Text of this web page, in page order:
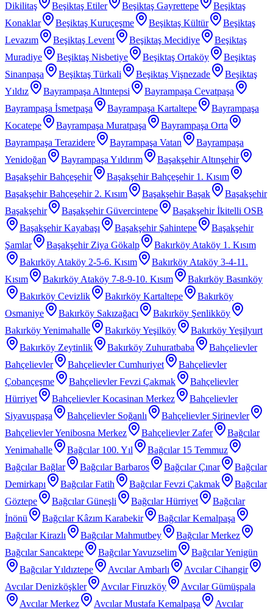
Dikilitaş
Beşiktaş Etiler Beşiktaş Gayrettepe
Beşiktaş
Konaklar
Beşiktaş Kuruçeşme Beşiktaş Kültür
Beşiktaş
Levazım
Beşiktaş Levent Beşiktaş Mecidiye
Beşiktaş
Muradiye
Beşiktaş Nisbetiye Beşiktaş Ortaköy
Beşiktaş
Sinanpaşa
Beşiktaş Türkali Beşiktaş Vişnezade
Beşiktaş
Yıldız
Bayrampaşa Altıntepsi
Bayrampaşa Cevatpaşa
Bayrampaşa İsmetpaşa
Bayrampaşa Kartaltepe
Bayrampaşa
Kocatepe
Bayrampaşa Muratpaşa
Bayrampaşa Orta
Bayrampaşa Terazidere
Bayrampaşa Vatan
Bayrampaşa
Yenidoğan
Bayrampaşa Yıldırım
Başakşehir Altınşehir
Başakşehir Bahçeşehir
Başakşehir Bahçeşehir 1. Kısım
Başakşehir Bahçeşehir 2. Kısım
Başakşehir Başak
Başakşehir
Başakşehir
Başakşehir Güvercintepe
Başakşehir İkitelli OSB
Başakşehir Kayabaşı
Başakşehir Şahintepe
Başakşehir
Şamlar
Başakşehir Ziya Gökalp
Bakırköy Ataköy 1. Kısım
Bakırköy Ataköy 2-5-6. Kısım
Bakırköy Ataköy 3-4-11.
Kısım
Bakırköy Ataköy 7-8-9-10. Kısım
Bakırköy Basınköy
Bakırköy Cevizlik
Bakırköy Kartaltepe
Bakırköy
Osmaniye
Bakırköy Sakızağacı
Bakırköy Şenlikköy
Bakırköy Yenimahalle
Bakırköy Yeşilköy
Bakırköy Yeşilyurt
Bakırköy Zeytinlik
Bakırköy Zuhuratbaba
Bahçelievler
Bahçelievler
Bahçelievler Cumhuriyet
Bahçelievler
Çobançeşme
Bahçelievler Fevzi Çakmak
Bahçelievler
Hürriyet
Bahçelievler Kocasinan Merkez
Bahçelievler
Siyavuşpaşa
Bahçelievler Soğanlı
Bahçelievler Şirinevler
Bahçelievler Yenibosna Merkez
Bahçelievler Zafer
Bağcılar
Yenimahalle
Bağcılar 100. Yıl
Bağcılar 15 Temmuz
Bağcılar Bağlar
Bağcılar Barbaros Bağcılar Çınar
Bağcılar
Demirkapı
Bağcılar Fatih Bağcılar Fevzi Çakmak
Bağcılar
Göztepe
Bağcılar Güneşli Bağcılar Hürriyet
Bağcılar
İnönü
Bağcılar Kâzım Karabekir
Bağcılar Kemalpaşa
Bağcılar Kirazlı
Bağcılar Mahmutbey
Bağcılar Merkez
Bağcılar Sancaktepe
Bağcılar Yavuzselim
Bağcılar Yenigün
Bağcılar Yıldıztepe
Avcılar Ambarlı
Avcılar Cihangir
Avcılar Denizköşkler
Avcılar Firuzköy
Avcılar Gümüşpala
Avcılar Merkez
Avcılar Mustafa Kemalpaşa Avcılar